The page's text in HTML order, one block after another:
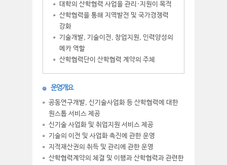
대학의 산학협력 사업을 관리·지원이 목적
산학협력을 통해 지역발전 및 국가경쟁력
강화
기술개발, 기술이전, 창업지원, 인력양성의
메카 역할
산학협력단이 산학협력 계약의 주체
운영개요
공동연구개발, 신기술사업화 등 산학협력에 대한
원스톱 서비스 제공
신기술 사업화 및 취업지원 서비스 제공
기술의 이전 및 사업화 촉진에 관한 운영
지적재산권의 취득 및 관리에 관한 운영
산학협력계약의 체결 및 이행과 산학협력과 관련한